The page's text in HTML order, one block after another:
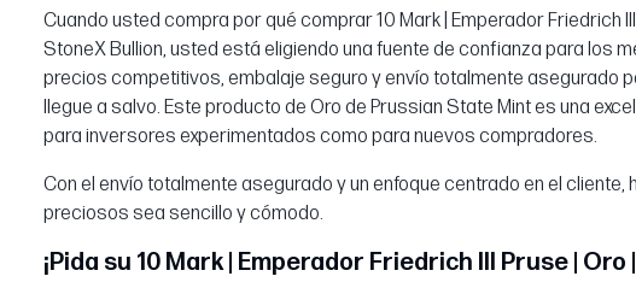
Cuando usted compra por qué comprar 10 Mark | Emperador Friedrich
StoneX Bullion, usted está eligiendo una fuente de confianza para los
precios competitivos, embalaje seguro y envío totalmente asegurado
llegue a salvo. Este producto de Oro de Prussian State Mint es una
para inversores experimentados como para nuevos compradores.
Con el envío totalmente asegurado y un enfoque centrado en el
preciosos sea sencillo y cómodo.
¡Pida su 10 Mark | Emperador Friedrich III Pruse | Oro